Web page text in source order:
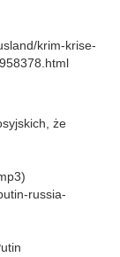
krim-krise-
że
russia-